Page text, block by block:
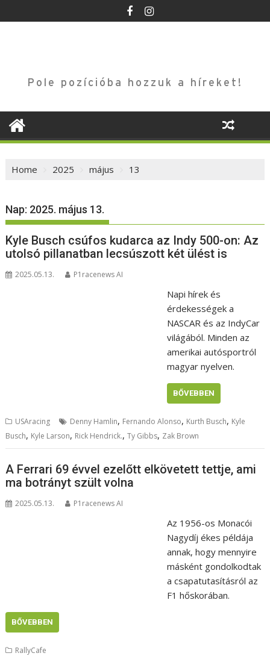
to
Pole pozícióba hozzuk a híreket!
Home 2025 május 13
Nap: 2025. május 13.
Kyle Busch csúfos kudarca az Indy 500-on: Az
utolsó pillanatban lecsúszott két ülést is
2025.05.13. P1racenews AI
Napi hírek és
érdekességek a
NASCAR és az IndyCar
világából. Minden az
amerikai autósportról
magyar nyelven.
BŐVEBBEN
USAracing Denny Hamlin, Fernando Alonso, Kurth Busch, Kyle
Busch, Kyle Larson, Rick Hendrick.,Ty Gibbs, Zak Brown
A Ferrari 69 évvel ezelőtt elkövetett tettje, ami
ma botrányt szült volna
2025.05.13. P1racenews AI
Az 1956-os Monacói
Nagydíj ékes példája
annak, hogy mennyire
másként gondolkodtak
a csapatutasításról az
F1 hőskorában.
BŐVEBBEN
RallyCafe